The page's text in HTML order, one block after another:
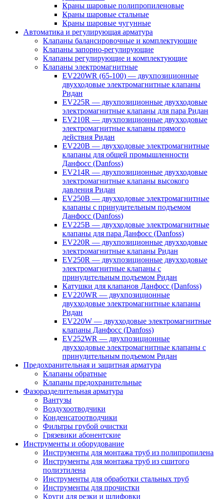
Краны шаровые полипропиленовые
Краны шаровые стальные
Краны шаровые чугунные
Автоматика и регулирующая арматура
Клапаны балансировочные и комплектующие
Клапаны запорно-регулирующие
Клапаны регулирующие и комплектующие
Клапаны электромагнитные
EV220WR (65-100) — двухпозиционные
двухходовые электромагнитные клапаны
Ридан
EV225R — двухпозиционные двухходовые
электромагнитные клапаны для пара Ридан
EV210R — двухпозиционные двухходовые
электромагнитные клапаны прямого
действия Ридан
EV220B — двухходовые электромагнитные
клапаны для общей промышленности
Данфосс (Danfoss)
EV214R — двухпозиционные двухходовые
электромагнитные клапаны высокого
давления Ридан
EV250B — двухходовые электромагнитные
клапаны с принудительным подъемом
Данфосс (Danfoss)
EV225B — двухходовые электромагнитные
клапаны для пара Данфосс (Danfoss)
EV220R — двухпозиционные двухходовые
электромагнитные клапаны Ридан
EV250R — двухпозиционные двухходовые
электромагнитные клапаны с
принудительным подъемом Ридан
Катушки для клапанов Данфосс (Danfoss)
EV220WR — двухпозиционные
двухходовые электромагнитные клапаны
Ридан
EV220W — двухходовые электромагнитные
клапаны Данфосс (Danfoss)
EV252WR — двухпозиционные
двухходовые электромагнитные клапаны с
принудительным подъемом Ридан
Предохранительная и защитная арматура
Клапаны обратные
Клапаны предохранительные
Фазоразделительная арматура
Вантузы
Воздухоотводчики
Конденсатоотводчики
Фильтры грубой очистки
Грязевики абонентские
Инструменты и оборудование
Инструменты для монтажа труб из полипропилена
Инструменты для монтажа труб из сшитого
полиэтилена
Инструменты для обработки стальных труб
Инструменты для прочистки
Круги для резки и шлифовки